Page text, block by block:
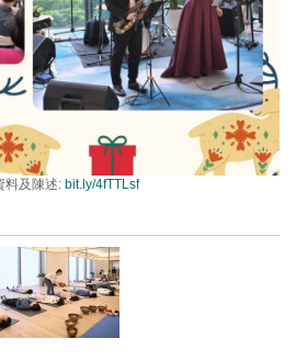
料及陳述: bit.ly/4fTTLsf